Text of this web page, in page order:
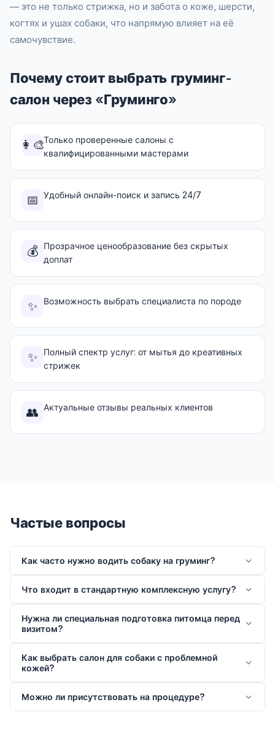
— это не только стрижка, но и забота о коже, шерсти,
когтях и ушах собаки, что напрямую влияет на её
самочувствие.
Почему стоит выбрать груминг-
салон через «Груминго»
👩‍🎨Только проверенные салоны с
квалифицированными мастерами
📅 Удобный онлайн-поиск и запись 24/7
💰 Прозрачное ценообразование без скрытых
доплат
✨ Возможность выбрать специалиста по породе
✨
Полный спектр услуг: от мытья до креативных
стрижек
👥 Актуальные отзывы реальных клиентов
Частые вопросы
Как часто нужно водить собаку на груминг?
Что входит в стандартную комплексную услугу?
Нужна ли специальная подготовка питомца перед
визитом?
Как выбрать салон для собаки с проблемной
кожей?
Можно ли присутствовать на процедуре?